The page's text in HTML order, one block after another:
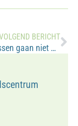
BERICHT
Groepslessen gaan niet door.